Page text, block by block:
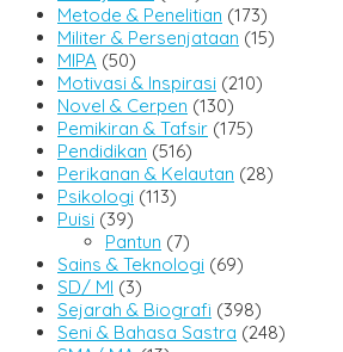
Metode & Penelitian (173)
Militer & Persenjataan (15)
MIPA (50)
Motivasi & Inspirasi (210)
Novel & Cerpen (130)
Pemikiran & Tafsir (175)
Pendidikan (516)
Perikanan & Kelautan (28)
Psikologi (113)
Puisi (39)
Pantun (7)
Sains & Teknologi (69)
SD/ MI (3)
Sejarah & Biografi (398)
Seni & Bahasa Sastra (248)